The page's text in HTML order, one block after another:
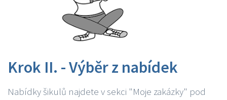
Krok II. - Výběr z nabídek
Nabídky šikulů najdete v sekci "Moje zakázky" pod